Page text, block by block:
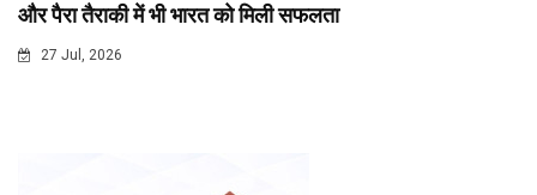
और पैरा तैराकी में भी भारत को मिली सफलता
27 Jul, 2026